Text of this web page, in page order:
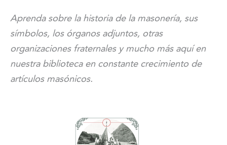
Aprenda sobre la historia de la masonería, sus
símbolos, los órganos adjuntos, otras
organizaciones fraternales y mucho más aquí en
nuestra biblioteca en constante crecimiento de
artículos masónicos.